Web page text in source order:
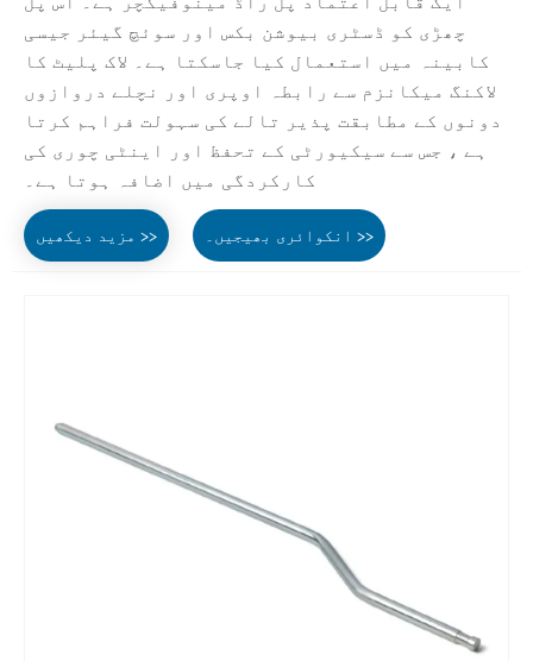
چھڑی کو ڈسٹری بیوشن بکس اور سوئچ گیئر جیسی
کابینہ میں استعمال کیا جاسکتا ہے۔ لاک پلیٹ کا
لاکنگ میکانزم سے رابطہ اوپری اور نچلے دروازوں
دونوں کے مطابقت پذیر تالے کی سہولت فراہم کرتا
ہے ، جس سے سیکیورٹی کے تحفظ اور اینٹی چوری کی
کارکردگی میں اضافہ ہوتا ہے۔
مزید دیکھیں >> انکوائری بھیجیں۔ >>